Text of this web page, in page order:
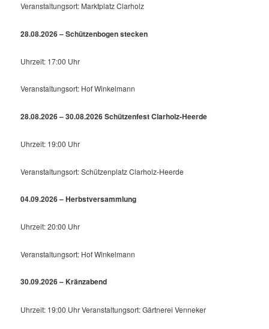
Veranstaltungsort: Marktplatz Clarholz
28.08.2026 – Schützenbogen stecken
Uhrzeit: 17:00 Uhr
Veranstaltungsort: Hof Winkelmann
28.08.2026 – 30.08.2026 Schützenfest Clarholz-Heerde
Uhrzeit: 19:00 Uhr
Veranstaltungsort: Schützenplatz Clarholz-Heerde
04.09.2026 – Herbstversammlung
Uhrzeit: 20:00 Uhr
Veranstaltungsort: Hof Winkelmann
30.09.2026 – Kränzabend
Uhrzeit: 19:00 Uhr Veranstaltungsort: Gärtnerei Venneker